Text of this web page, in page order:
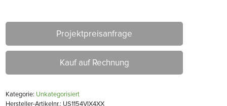
Projektpreisanfrage
Kauf auf Rechnung
Kategorie: Unkategorisiert
Hersteller-Artikelnr.: US1154VIX4XX